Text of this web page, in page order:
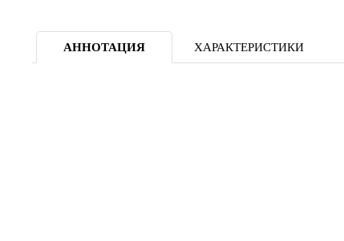
АННОТАЦИЯ ХАРАКТЕРИСТИКИ